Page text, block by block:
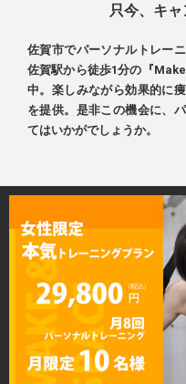
只今、キャ
佐賀市でパーソナルトレー
佐賀駅から徒歩1分の『
中。楽しみながら効果的に
を提供。是非この機会に、
てはいかがでしょうか。